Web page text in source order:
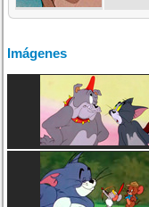
Imágenes